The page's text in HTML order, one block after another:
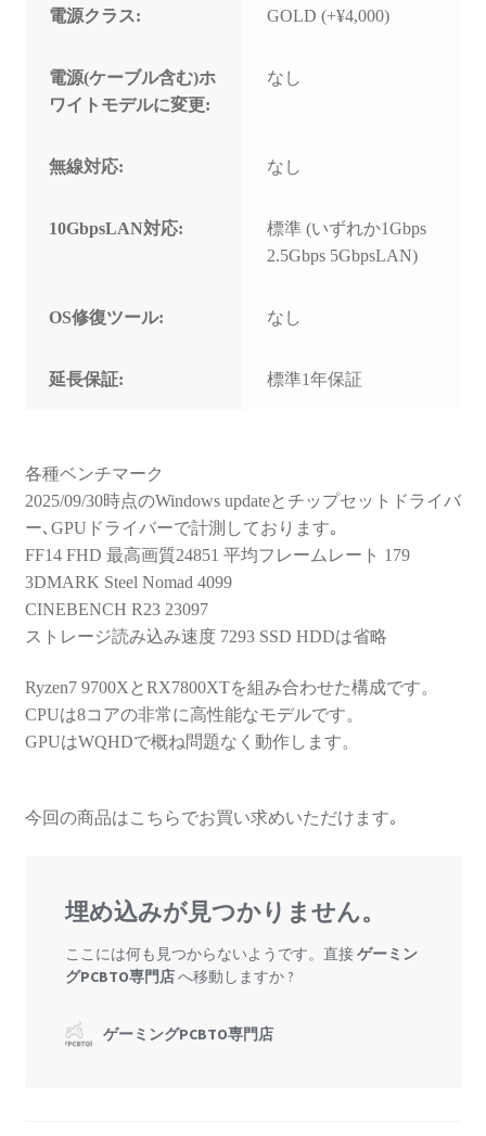
電源クラス: GOLD (+¥4,000)
電源(ケーブル含む)ホ
ワイトモデルに変更:
なし
無線対応: なし
10GbpsLAN対応:
標準 (いずれか1Gbps
2.5Gbps 5GbpsLAN)
OS修復ツール: なし
延長保証: 標準1年保証
各種ベンチマーク
2025/09/30時点のWindows updateとチップセットドライバ
ー､GPUドライバーで計測しております｡
FF14 FHD 最高画質24851 平均フレームレート 179
3DMARK Steel Nomad 4099
CINEBENCH R23 23097
ストレージ読み込み速度 7293 SSD HDDは省略
Ryzen7 9700XとRX7800XTを組み合わせた構成です。
CPUは8コアの非常に高性能なモデルです。
GPUはWQHDで概ね問題なく動作します。
今回の商品はこちらでお買い求めいただけます｡